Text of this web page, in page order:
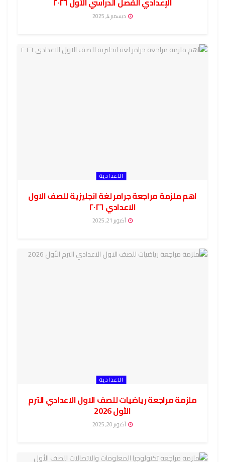
ديسمبر 4, 2025
الاعدادية
اهم ملزمة مراجعة جرامر لغة انجليزية للصف الاول
الاعدادي ٢٠٢٦
أكتوبر 21, 2025
الاعدادية
ملزمة مراجعة رياضيات للصف الاول الاعدادي الترم
الأول 2026
أكتوبر 20, 2025